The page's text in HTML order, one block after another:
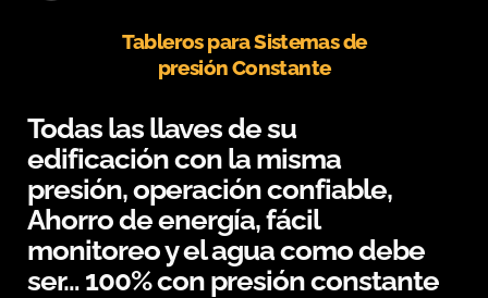
Tableros para Sistemas de
presión Constante
Todas las llaves de su
edificación con la misma
presión, operación confiable,
Ahorro de energía, fácil
monitoreo y el agua como debe
ser… 100% con presión constante